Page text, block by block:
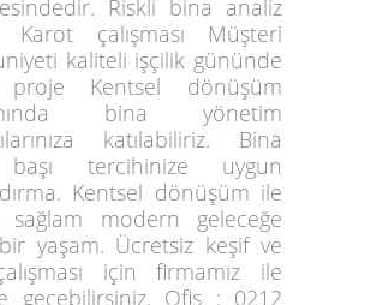
Riskli bina analiz
Karot çalışması Müşteri
kaliteli işçilik gününde
proje Kentsel dönüşüm
bina yönetim
katılabiliriz. Bina
tercihinize uygun
Kentsel dönüşüm ile
sağlam modern geleceğe
yaşam. Ücretsiz keşif ve
için firmamız ile
geçebilirsiniz. Ofis : 0212